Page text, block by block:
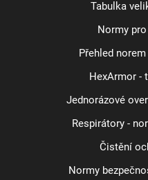
Tabulka
Normy
Přehled
HexArmor -
Jednorázové
Respirátory -
Čistění
Normy